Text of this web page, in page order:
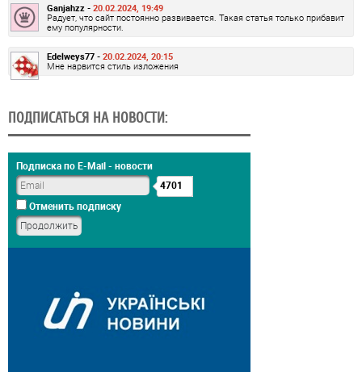
Ganjahzz - 20.02.2024, 19:49
Радует, что сайт постоянно развивается. Такая статья только прибавит
ему популярности.
Edelweys77 - 20.02.2024, 20:15
Мне нарвится стиль изложения
ПОДПИСАТЬСЯ НА НОВОСТИ:
Подписка по E-Mail - новости
4701
Отменить подписку